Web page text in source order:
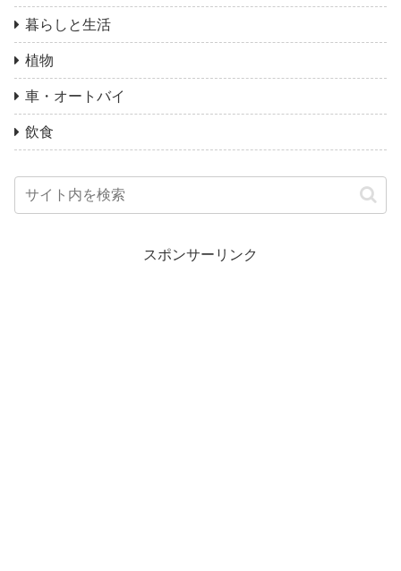
暮らしと生活
植物
車・オートバイ
飲食
スポンサーリンク